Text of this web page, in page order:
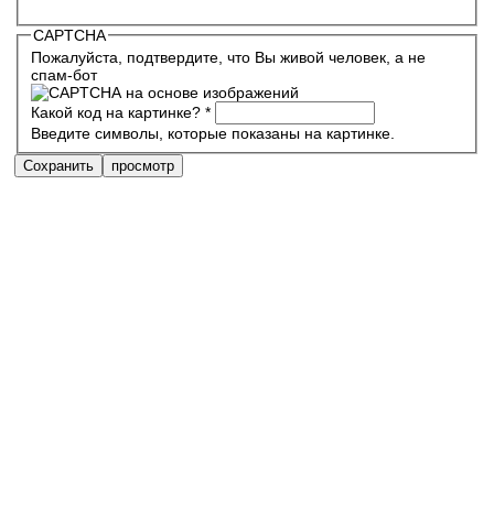
CAPTCHA
Пожалуйста, подтвердите, что Вы живой человек, а не
спам-бот
Какой код на картинке? *
Введите символы, которые показаны на картинке.